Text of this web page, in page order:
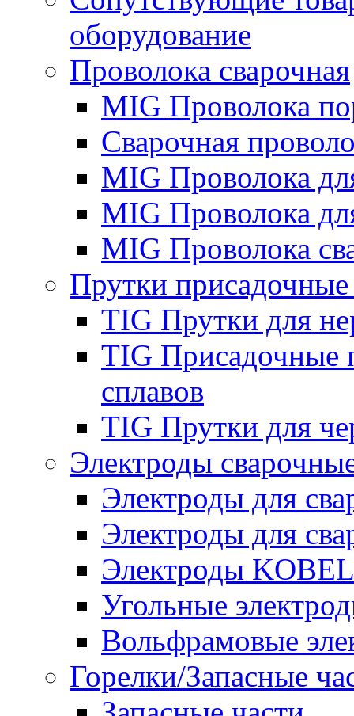
оборудование
Проволока сварочная
MIG Проволока
Сварочная
MIG Проволока
MIG Проволока
MIG Проволока
Прутки
TIG Прутки для
TIG Присадочные
сплавов
TIG Прутки для
Электроды
Электроды для
Электроды для
Электроды
Угольные
Вольфрамовые
Горелки/Запасные